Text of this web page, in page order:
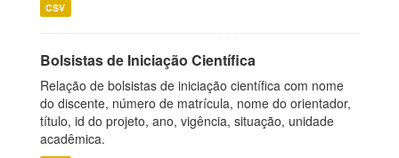
CSV
Bolsistas de Iniciação Científica
Relação de bolsistas de iniciação científica com nome
do discente, número de matrícula, nome do orientador,
título, id do projeto, ano, vigência, situação, unidade
acadêmica.